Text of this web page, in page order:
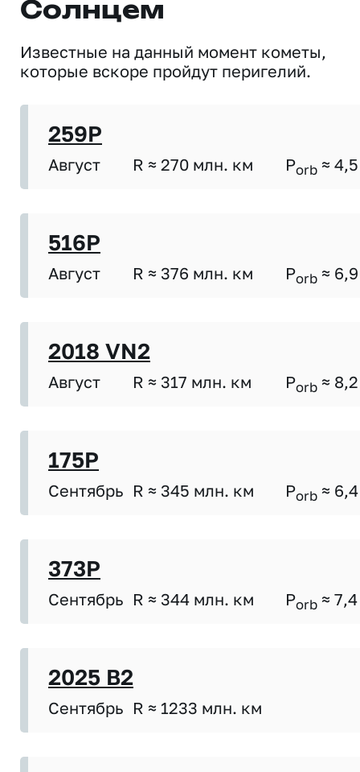
Солнцем
Известные на данный момент кометы,
которые вскоре пройдут перигелий.
259P
Август R ≈ 270 млн. км Porb ≈ 4,5
516P
Август R ≈ 376 млн. км Porb ≈ 6,9
2018 VN2
Август R ≈ 317 млн. км Porb ≈ 8,2
175P
Сентябрь R ≈ 345 млн. км Porb ≈ 6,4
373P
Сентябрь R ≈ 344 млн. км Porb ≈ 7,4
2025 B2
Сентябрь R ≈ 1233 млн. км